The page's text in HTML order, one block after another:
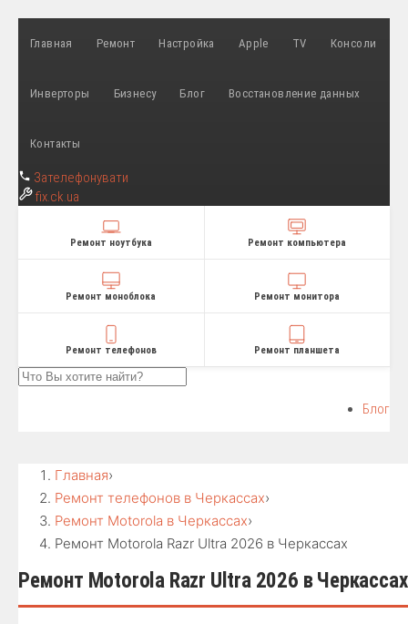
Главная Ремонт Настройка Apple TV Консоли
Инверторы Бизнесу Блог Восстановление данных
Контакты
Зателефонувати
fix.ck.ua
Ремонт ноутбука Ремонт компьютера
Ремонт моноблока Ремонт монитора
Ремонт телефонов Ремонт планшета
Блог
Главная›
Ремонт телефонов в Черкассах›
Ремонт Motorola в Черкассах›
Ремонт Motorola Razr Ultra 2026 в Черкассах
Ремонт Motorola Razr Ultra 2026 в Черкассах